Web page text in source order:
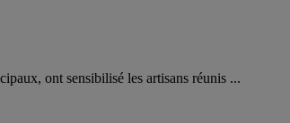
ont sensibilisé les artisans réunis ...